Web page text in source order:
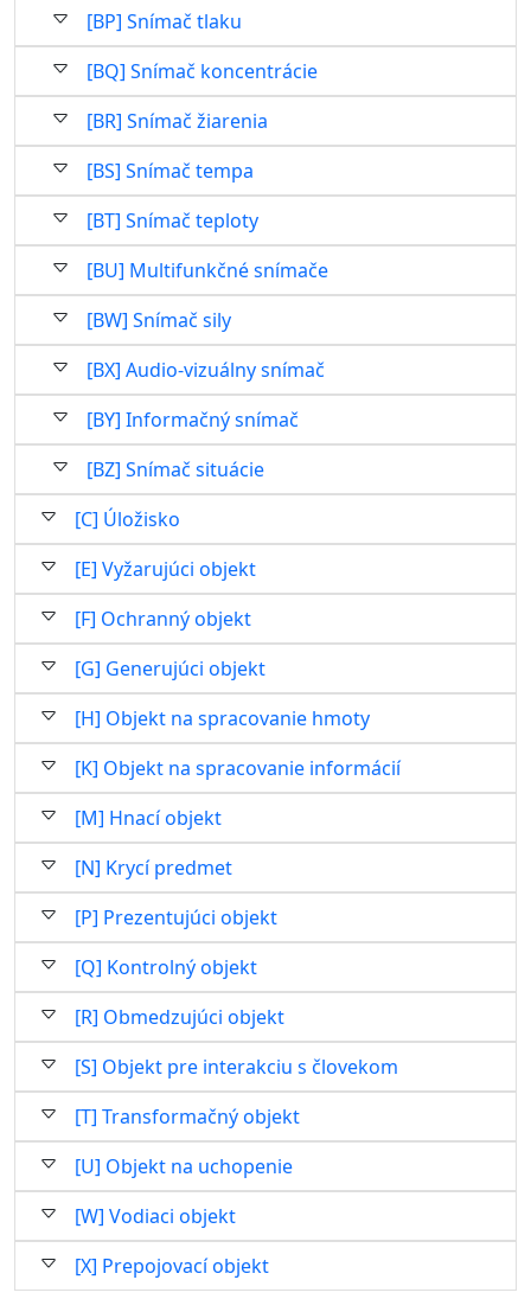
[BP] Snímač tlaku
[BQ] Snímač koncentrácie
[BR] Snímač žiarenia
[BS] Snímač tempa
[BT] Snímač teploty
[BU] Multifunkčné snímače
[BW] Snímač sily
[BX] Audio-vizuálny snímač
[BY] Informačný snímač
[BZ] Snímač situácie
[C] Úložisko
[E] Vyžarujúci objekt
[F] Ochranný objekt
[G] Generujúci objekt
[H] Objekt na spracovanie hmoty
[K] Objekt na spracovanie informácií
[M] Hnací objekt
[N] Krycí predmet
[P] Prezentujúci objekt
[Q] Kontrolný objekt
[R] Obmedzujúci objekt
[S] Objekt pre interakciu s človekom
[T] Transformačný objekt
[U] Objekt na uchopenie
[W] Vodiaci objekt
[X] Prepojovací objekt